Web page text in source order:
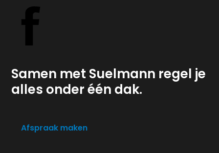
Samen met Suelmann regel je
alles onder één dak.
Afspraak maken